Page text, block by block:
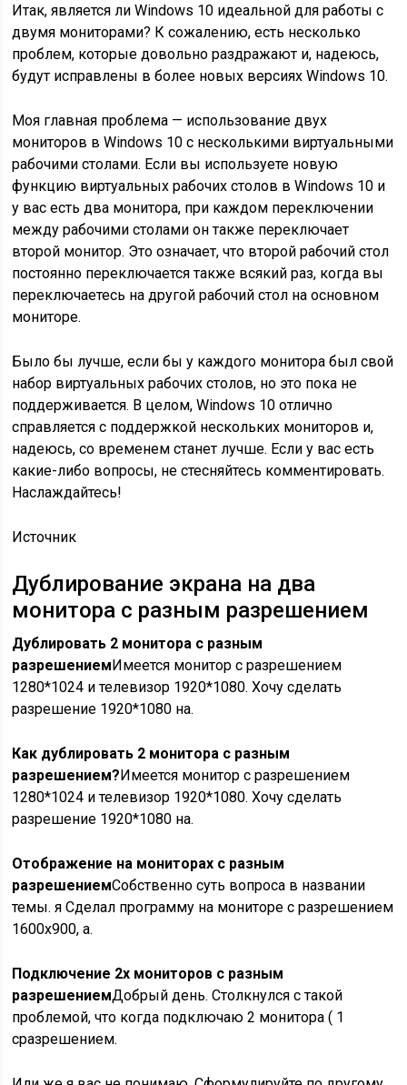
Итак, является ли Windows 10 идеальной для работы с
двумя мониторами? К сожалению, есть несколько
проблем, которые довольно раздражают и, надеюсь,
будут исправлены в более новых версиях Windows 10.
Моя главная проблема — использование двух
мониторов в Windows 10 с несколькими виртуальными
рабочими столами. Если вы используете новую
функцию виртуальных рабочих столов в Windows 10 и
у вас есть два монитора, при каждом переключении
между рабочими столами он также переключает
второй монитор. Это означает, что второй рабочий стол
постоянно переключается также всякий раз, когда вы
переключаетесь на другой рабочий стол на основном
мониторе.
Было бы лучше, если бы у каждого монитора был свой
набор виртуальных рабочих столов, но это пока не
поддерживается. В целом, Windows 10 отлично
справляется с поддержкой нескольких мониторов и,
надеюсь, со временем станет лучше. Если у вас есть
какие-либо вопросы, не стесняйтесь комментировать.
Наслаждайтесь!
Источник
Дублирование экрана на два
монитора с разным разрешением
Дублировать 2 монитора с разным
разрешениемИмеется монитор с разрешением
1280*1024 и телевизор 1920*1080. Хочу сделать
разрешение 1920*1080 на.
Как дублировать 2 монитора с разным
разрешением?Имеется монитор с разрешением
1280*1024 и телевизор 1920*1080. Хочу сделать
разрешение 1920*1080 на.
Отображение на мониторах с разным
разрешениемСобственно суть вопроса в названии
темы. я Сделал программу на мониторе с разрешением
1600х900, а.
Подключение 2х мониторов с разным
разрешениемДобрый день. Столкнулся с такой
проблемой, что когда подключаю 2 монитора ( 1
сразрешением.